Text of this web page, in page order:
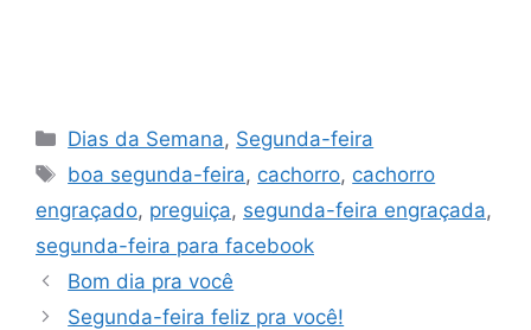
Categorias
Dias da Semana, Segunda-feira
Tags
boa segunda-feira, cachorro, cachorro
engraçado, preguiça, segunda-feira engraçada,
segunda-feira para facebook
Bom dia pra você
Segunda-feira feliz pra você!